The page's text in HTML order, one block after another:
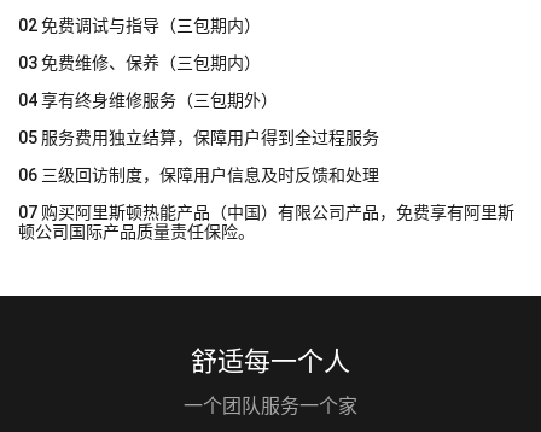
02 免费调试与指导（三包期内）
03 免费维修、保养（三包期内）
04 享有终身维修服务（三包期外）
05 服务费用独立结算，保障用户得到全过程服务
06 三级回访制度，保障用户信息及时反馈和处理
07 购买阿里斯顿热能产品（中国）有限公司产品，免费享有阿里斯
顿公司国际产品质量责任保险。
舒适每一个人
一个团队服务一个家